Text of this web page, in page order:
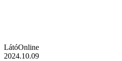
LátóOnline
2024.10.09